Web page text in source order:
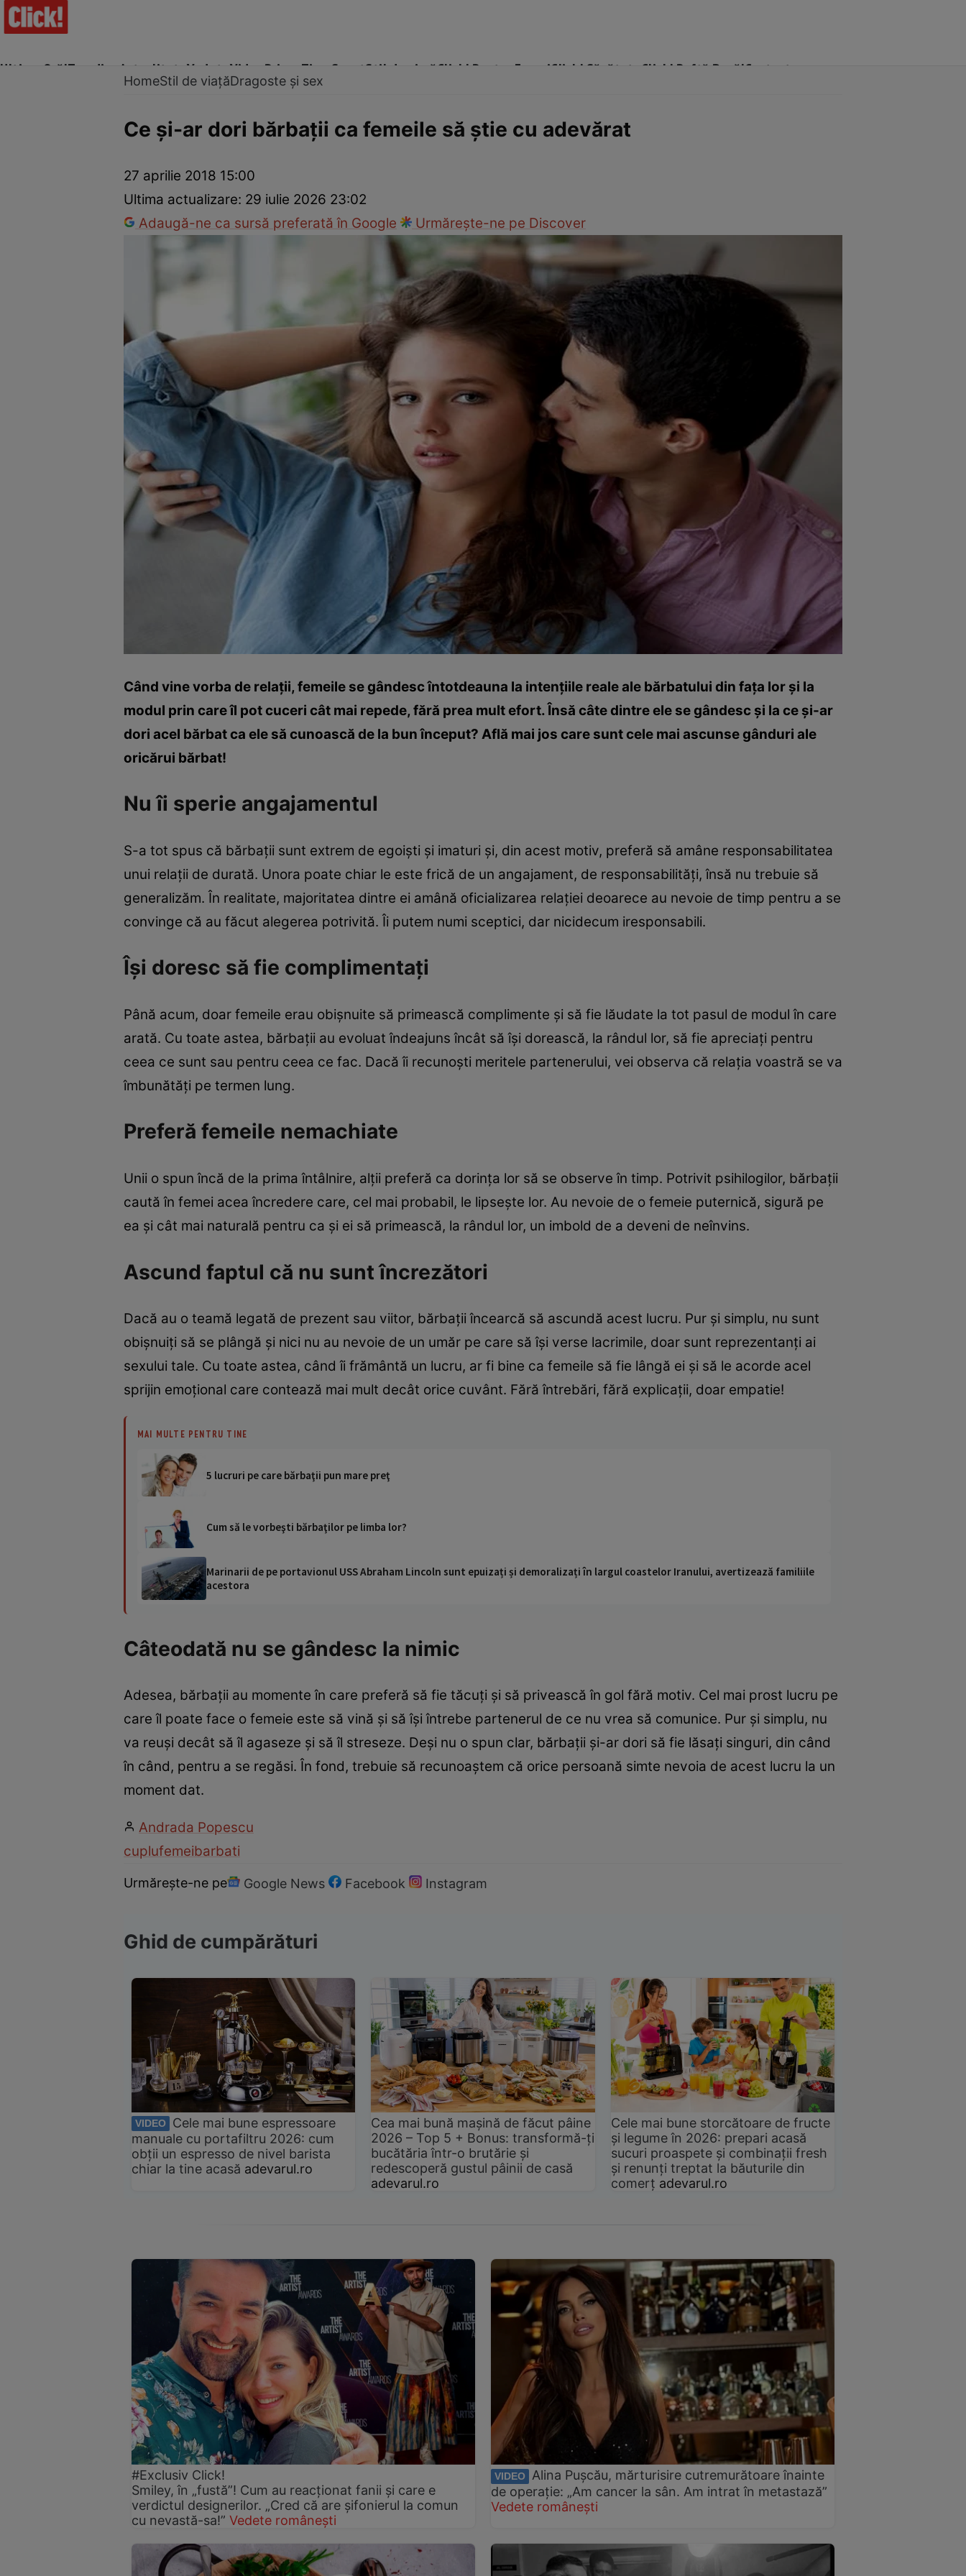
Ultima Oră!Trending Actualitate Vedete Video Prime Time SportStil de viațăClick! Pentru FemeiClick! Sănătate Click! Poftă Bună!Contact
Dragoste și SexEvenimente
HomeStil de viațăDragoste și sex
Ce şi-ar dori bărbaţii ca femeile să ştie cu adevărat
27 aprilie 2018 15:00
Ultima actualizare: 29 iulie 2026 23:02
Adaugă-ne ca sursă preferată în Google
Urmărește-ne pe Discover
Când vine vorba de relaţii, femeile se gândesc întotdeauna la intenţiile reale ale bărbatului din faţa lor şi la
modul prin care îl pot cuceri cât mai repede, fără prea mult efort. Însă câte dintre ele se gândesc şi la ce şi-ar
dori acel bărbat ca ele să cunoască de la bun început? Află mai jos care sunt cele mai ascunse gânduri ale
oricărui bărbat!
Nu îi sperie angajamentul
S-a tot spus că bărbaţii sunt extrem de egoişti şi imaturi şi, din acest motiv, preferă să amâne responsabilitatea
unui relaţii de durată. Unora poate chiar le este frică de un angajament, de responsabilităţi, însă nu trebuie să
generalizăm. În realitate, majoritatea dintre ei amână oficializarea relaţiei deoarece au nevoie de timp pentru a se
convinge că au făcut alegerea potrivită. Îi putem numi sceptici, dar nicidecum iresponsabili.
Îşi doresc să fie complimentaţi
Până acum, doar femeile erau obişnuite să primească complimente şi să fie lăudate la tot pasul de modul în care
arată. Cu toate astea, bărbaţii au evoluat îndeajuns încât să îşi dorească, la rândul lor, să fie apreciaţi pentru
ceea ce sunt sau pentru ceea ce fac. Dacă îi recunoşti meritele partenerului, vei observa că relaţia voastră se va
îmbunătăţi pe termen lung.
Preferă femeile nemachiate
Unii o spun încă de la prima întâlnire, alţii preferă ca dorinţa lor să se observe în timp. Potrivit psihilogilor, bărbaţii
caută în femei acea încredere care, cel mai probabil, le lipseşte lor. Au nevoie de o femeie puternică, sigură pe
ea şi cât mai naturală pentru ca şi ei să primească, la rândul lor, un imbold de a deveni de neînvins.
Ascund faptul că nu sunt încrezători
Dacă au o teamă legată de prezent sau viitor, bărbaţii încearcă să ascundă acest lucru. Pur şi simplu, nu sunt
obişnuiţi să se plângă şi nici nu au nevoie de un umăr pe care să îşi verse lacrimile, doar sunt reprezentanţi ai
sexului tale. Cu toate astea, când îi frământă un lucru, ar fi bine ca femeile să fie lângă ei şi să le acorde acel
sprijin emoţional care contează mai mult decât orice cuvânt. Fără întrebări, fără explicaţii, doar empatie!
MAI MULTE PENTRU TINE
5 lucruri pe care bărbaţii pun mare preţ
Cum să le vorbeşti bărbaţilor pe limba lor?
Marinarii de pe portavionul USS Abraham Lincoln sunt epuizați și demoralizați în largul coastelor Iranului, avertizează familiile
acestora
Câteodată nu se gândesc la nimic
Adesea, bărbaţii au momente în care preferă să fie tăcuţi şi să privească în gol fără motiv. Cel mai prost lucru pe
care îl poate face o femeie este să vină şi să îşi întrebe partenerul de ce nu vrea să comunice. Pur şi simplu, nu
va reuşi decât să îl agaseze şi să îl streseze. Deşi nu o spun clar, bărbaţii şi-ar dori să fie lăsaţi singuri, din când
în când, pentru a se regăsi. În fond, trebuie să recunoaştem că orice persoană simte nevoia de acest lucru la un
moment dat.
Andrada Popescu
cuplufemeibarbati
Urmărește-ne pe Google News Facebook Instagram
Ghid de cumpărături
VIDEO
Cele mai bune espressoare
manuale cu portafiltru 2026: cum
obții un espresso de nivel barista
chiar la tine acasă adevarul.ro
Cea mai bună mașină de făcut pâine
2026 – Top 5 + Bonus: transformă-ți
bucătăria într-o brutărie și
redescoperă gustul pâinii de casă
adevarul.ro
Cele mai bune storcătoare de fructe
și legume în 2026: prepari acasă
sucuri proaspete și combinații fresh
și renunți treptat la băuturile din
comerț adevarul.ro
#Exclusiv Click!
Smiley, în „fustă”! Cum au reacționat fanii și care e
verdictul designerilor. „Cred că are șifonierul la comun
cu nevastă-sa!” Vedete românești
VIDEO Alina Pușcău, mărturisire cutremurătoare înainte
de operație: „Am cancer la sân. Am intrat în metastază”
Vedete românești